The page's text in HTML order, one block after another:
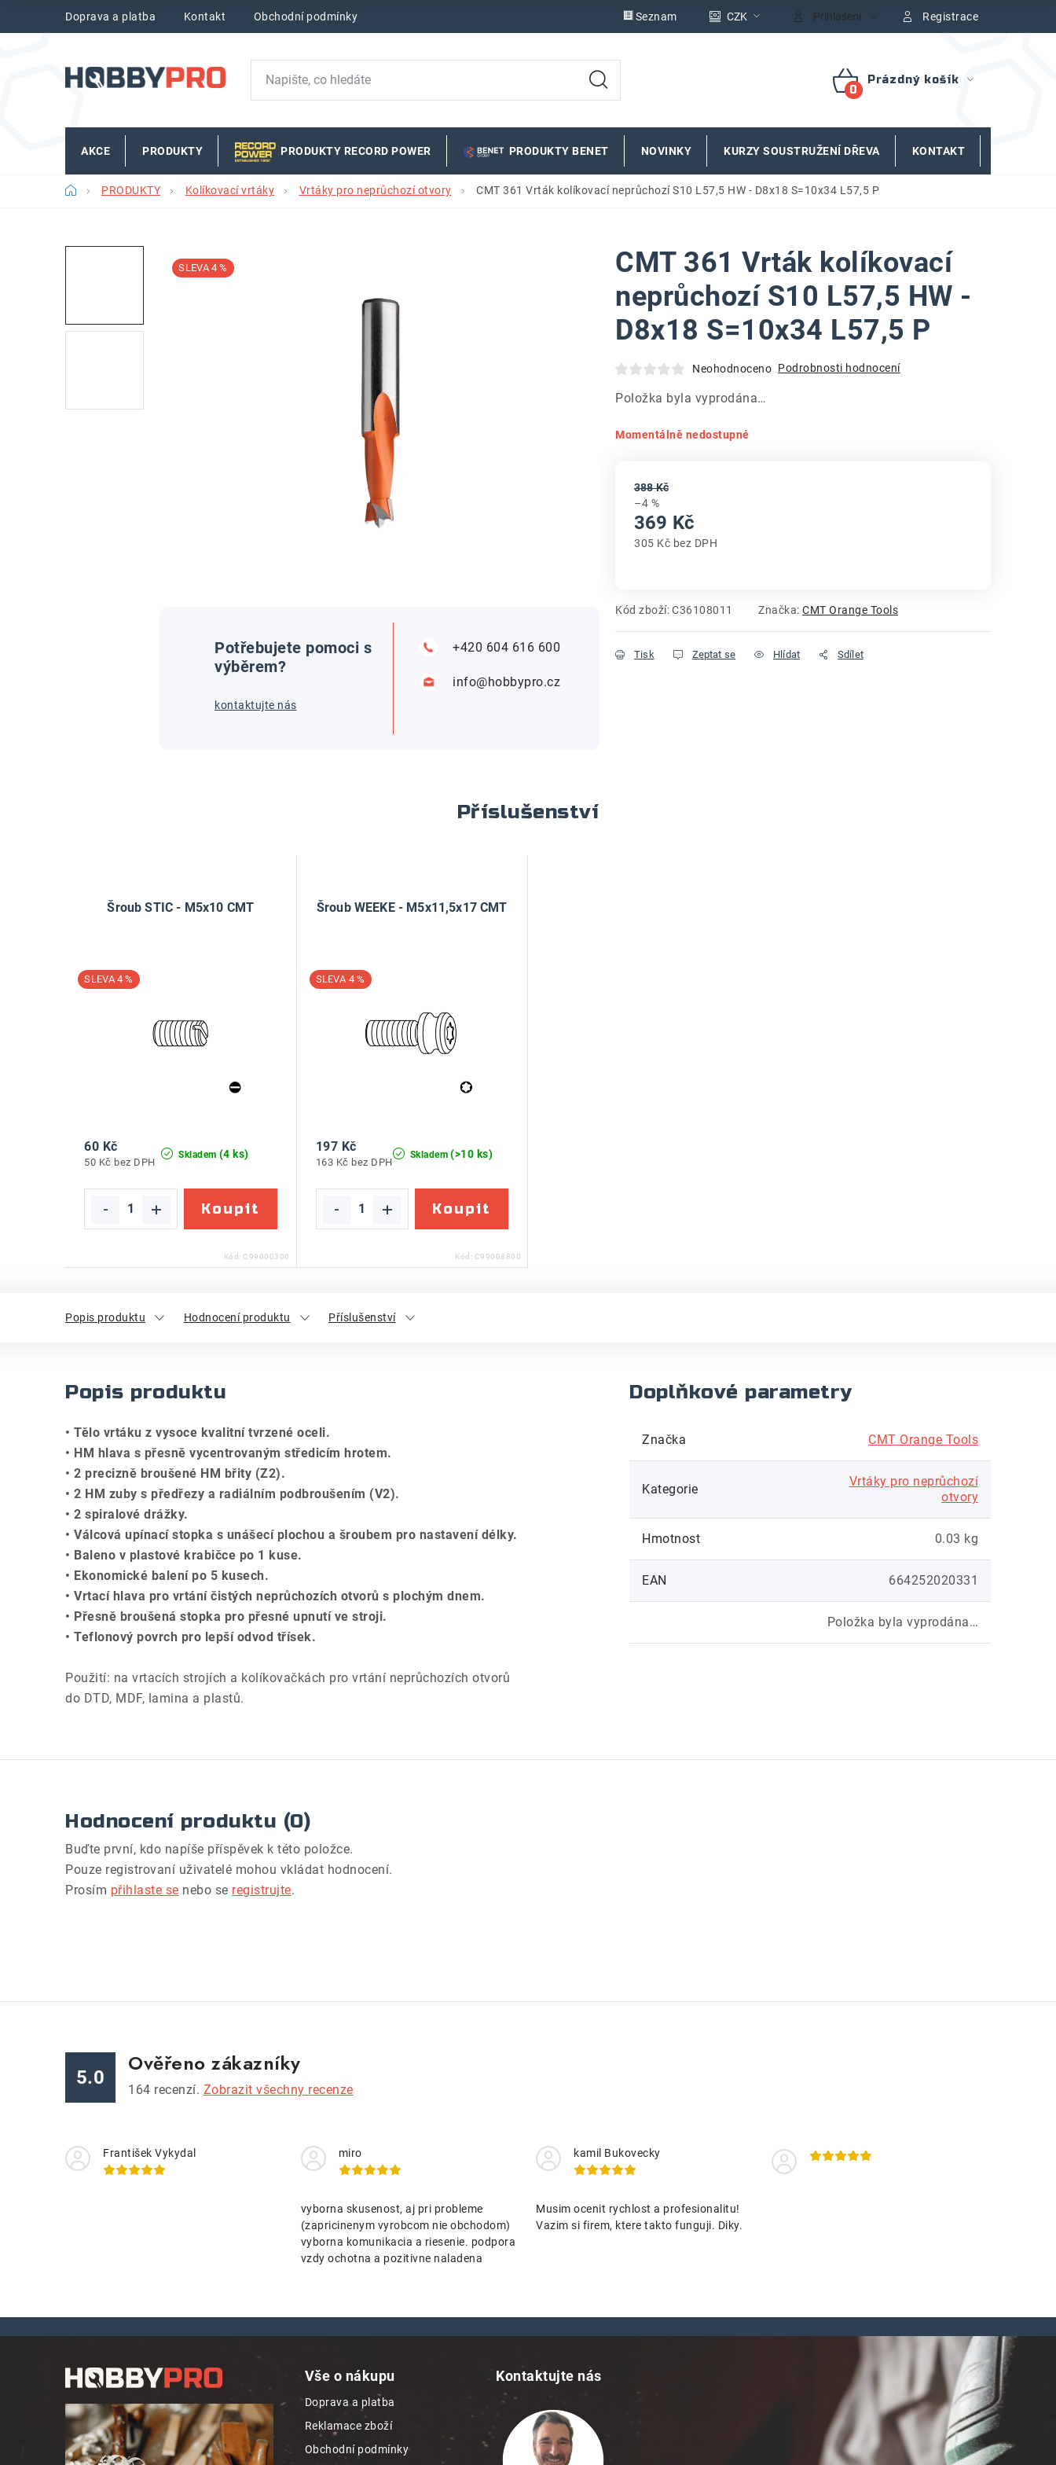
Doprava a platba Kontakt Obchodní podmínky Seznam CZK Přihlášení Registrace
NÁKUPNÍ
Prázdný košík
AKCE PRODUKTY PRODUKTY RECORD POWER PRODUKTY BENET NOVINKY KURZY SOUSTRUŽENÍ DŘEVA KONTAKT
DomůPRODUKTY Kolíkovací vrtáky Vrtáky pro neprůchozí otvory CMT 361 Vrták kolíkovací neprůchozí S10 L57,5 HW - D8x18 S=10x34 L57,5 P
CMT 361 Vrták kolíkovací
neprůchozí S10 L57,5 HW -
D8x18 S=10x34 L57,5 P
Neohodnoceno Podrobnosti hodnocení
Položka byla vyprodána…
Momentálně nedostupné
388 Kč
–4 %
369 Kč
305 Kč bez DPH
Kód zboží:C36108011 Značka: CMT Orange Tools
Tisk Zeptat se Hlídat Sdílet
4 %
Potřebujete pomoci s
výběrem?
kontaktujte nás
+420 604 616 600
info@hobbypro.cz
Příslušenství
Šroub STIC - M5x10 CMT
4 %
Skladem (4 ks)
50 Kč bez DPH
60 Kč
Kód: C99000300
Šroub WEEKE - M5x11,5x17 CMT
4 %
Skladem (>10 ks)
163 Kč bez DPH
197 Kč
Kód: C99008800
Popis produktu Hodnocení produktu Příslušenství
Popis produktu
• Tělo vrtáku z vysoce kvalitní tvrzené oceli.
• HM hlava s přesně vycentrovaným středicím hrotem.
• 2 precizně broušené HM břity (Z2).
• 2 HM zuby s předřezy a radiálním podbroušením (V2).
• 2 spiralové drážky.
• Válcová upínací stopka s unášecí plochou a šroubem pro nastavení délky.
• Baleno v plastové krabičce po 1 kuse.
• Ekonomické balení po 5 kusech.
• Vrtací hlava pro vrtání čistých neprůchozích otvorů s plochým dnem.
• Přesně broušená stopka pro přesné upnutí ve stroji.
• Teflonový povrch pro lepší odvod třísek.
Použití: na vrtacích strojích a kolíkovačkách pro vrtání neprůchozích otvorů
do DTD, MDF, lamina a plastů.
Doplňkové parametry
Značka CMT Orange Tools
Kategorie
Vrtáky pro neprůchozí
otvory
Hmotnost 0.03 kg
EAN 664252020331
Položka byla vyprodána…
Hodnocení produktu (0)
Buďte první, kdo napíše příspěvek k této položce.
Pouze registrovaní uživatelé mohou vkládat hodnocení.
Prosím přihlaste se nebo se registrujte.
5.0
Ověřeno zákazníky
164 recenzí. Zobrazit všechny recenze
František Vykydal miro
vyborna skusenost, aj pri probleme
(zapricinenym vyrobcom nie obchodom)
vyborna komunikacia a riesenie. podpora
vzdy ochotna a pozitivne naladena
kamil Bukovecky
Musim ocenit rychlost a profesionalitu!
Vazim si firem, ktere takto funguji. Diky.
Z
Vše o nákupu
Doprava a platba
Reklamace zboží
Obchodní podmínky
Kontaktujte nás